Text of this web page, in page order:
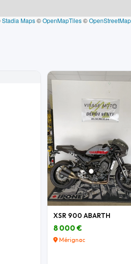
Stadia Maps©OpenMapTiles©OpenStreetMap
XSR 900 ABARTH
8 000 €
Mérignac